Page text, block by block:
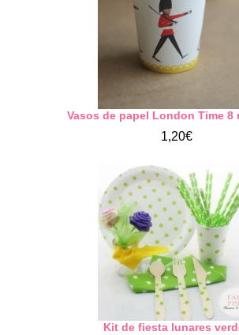
Vasos de papel London Time 8
1,20€
Kit de fiesta lunares